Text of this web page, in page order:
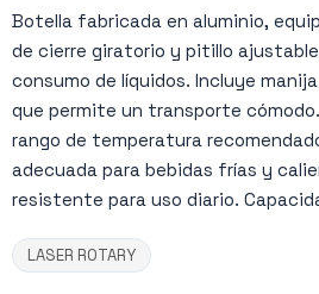
Botella fabricada en aluminio,
de cierre giratorio y pitillo
consumo de líquidos. Incluye
que permite un transporte
rango de temperatura
adecuada para bebidas frías y
resistente para uso diario.
LASER ROTARY